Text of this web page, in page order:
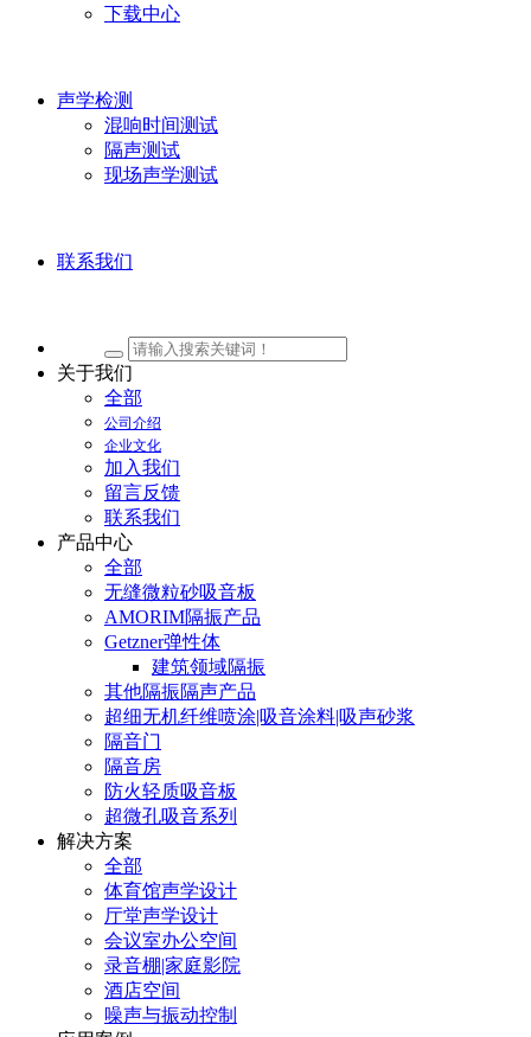
下载中心
声学检测
混响时间测试
隔声测试
现场声学测试
联系我们
关于我们
全部
公司介绍
企业文化
加入我们
留言反馈
联系我们
产品中心
全部
无缝微粒砂吸音板
AMORIM隔振产品
Getzner弹性体
建筑领域隔振
其他隔振隔声产品
超细无机纤维喷涂|吸音涂料|吸声砂浆
隔音门
隔音房
防火轻质吸音板
超微孔吸音系列
解决方案
全部
体育馆声学设计
厅堂声学设计
会议室办公空间
录音棚|家庭影院
酒店空间
噪声与振动控制